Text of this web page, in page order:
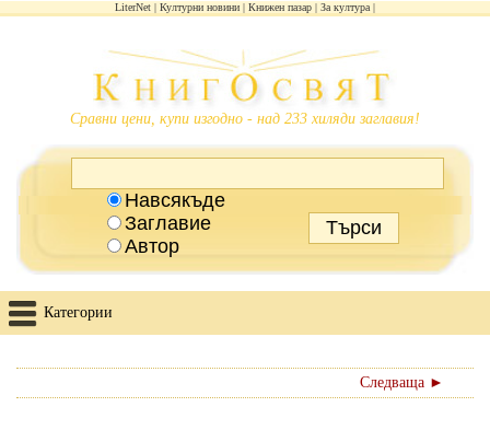
LiterNet Културни новини Книжен пазар За култура
Сравни цени, купи изгодно - над 233 хиляди заглавия!
Навсякъде
Заглавие
Автор
Категории
Следваща ►